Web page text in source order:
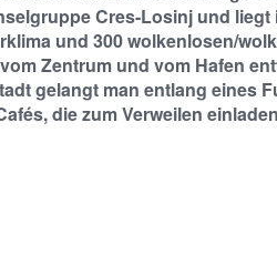
Cres-Losinj und
und 300 wolkenlosen/
Zentrum und vom Hafen
gelangt man entlang eines
die zum Verweilen